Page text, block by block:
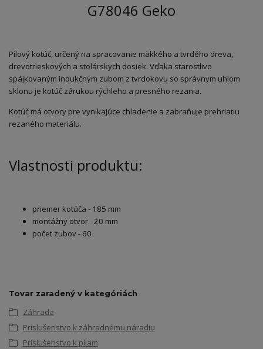
G78046 Geko
Pílový kotúč, určený na spracovanie mäkkého a tvrdého dreva,
drevotrieskových a stolárskych dosiek. Vďaka starostlivo
spájkovaným indukčným zubom z tvrdokovu so správnym uhlom
sklonu je kotúč zárukou rýchleho a presného rezania.
Kotúč má otvory pre vynikajúce chladenie a zabraňuje prehriatiu
rezaného materiálu.
Vlastnosti produktu:
priemer kotúča - 185 mm
montážny otvor - 20 mm
počet zubov - 60
Tovar zaradený v kategóriách
Záhrada
Príslušenstvo k záhradnému náradiu
Príslušenstvo k pílam